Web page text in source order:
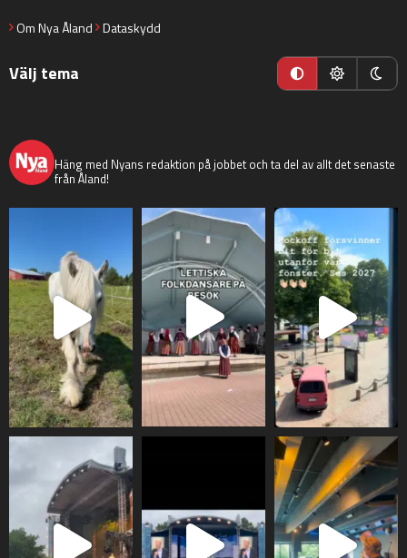
Om Nya Åland Dataskydd
Välj tema
Häng med Nyans redaktion på jobbet och ta del av allt det senaste
från Åland!